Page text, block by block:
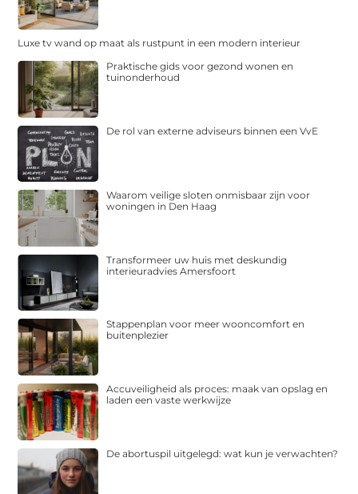
Luxe tv wand op maat als rustpunt in een modern interieur
Praktische gids voor gezond wonen en
tuinonderhoud
De rol van externe adviseurs binnen een VvE
Waarom veilige sloten onmisbaar zijn voor
woningen in Den Haag
Transformeer uw huis met deskundig
interieuradvies Amersfoort
Stappenplan voor meer wooncomfort en
buitenplezier
Accuveiligheid als proces: maak van opslag en
laden een vaste werkwijze
De abortuspil uitgelegd: wat kun je verwachten?